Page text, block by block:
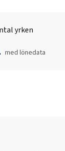
yrken
med lönedata